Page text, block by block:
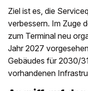
Ziel ist es, die
verbessern. Im Zuge
zum Terminal neu
Jahr 2027
Gebäudes für 2030/
vorhandenen